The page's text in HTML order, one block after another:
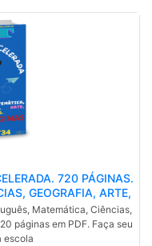
720 PÁGINAS.
GEOGRAFIA, ARTE,
PDF.
Matemática, Ciências,
páginas em PDF. Faça seu
escola